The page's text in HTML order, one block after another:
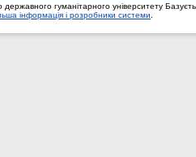
державного гуманітарного університету
інформація і розробники системи